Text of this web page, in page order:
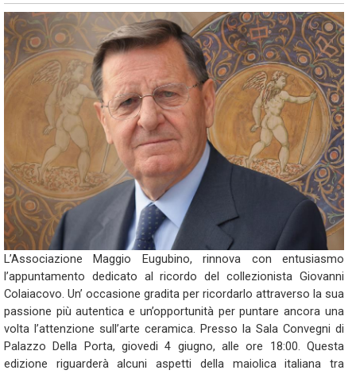
L’Associazione Maggio Eugubino, rinnova con entusiasmo
l’appuntamento dedicato al ricordo del collezionista Giovanni
Colaiacovo. Un’ occasione gradita per ricordarlo attraverso la sua
passione più autentica e un’opportunità per puntare ancora una
volta l’attenzione sull’arte ceramica. Presso la Sala Convegni di
Palazzo Della Porta, giovedi 4 giugno, alle ore 18:00. Questa
edizione riguarderà alcuni aspetti della maiolica italiana tra